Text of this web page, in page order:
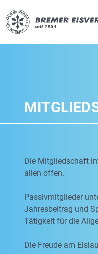
Die Mitgliedschaft
allen offen.
Passivmitglieder
Jahresbeitrag und
Tätigkeit für die
Die Freude am